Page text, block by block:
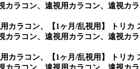
ラコン、遠視用カラコン、遠視
カラコン、
【1ヶ月/乱視用】 トリ
ラコン、遠視用カラコン、遠視カ
カラコン、
【1ヶ月/乱視用】 トリ
ラコン、遠視用カラコン、遠視